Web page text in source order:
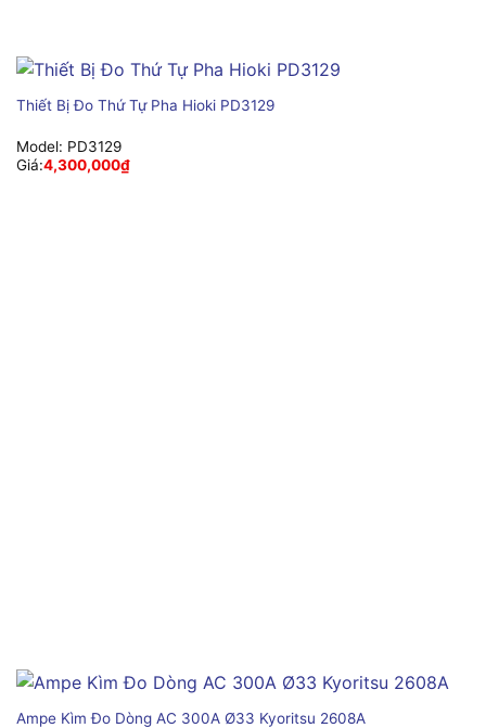
Thiết Bị Đo Thứ Tự Pha Hioki PD3129
Model: PD3129
Giá:4,300,000₫
Ampe Kìm Đo Dòng AC 300A Ø33 Kyoritsu 2608A